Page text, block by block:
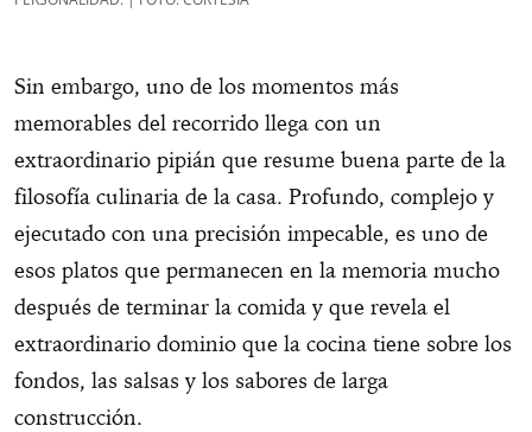
Sin embargo, uno de los momentos más
memorables del recorrido llega con un
extraordinario pipián que resume buena parte de la
filosofía culinaria de la casa. Profundo, complejo y
ejecutado con una precisión impecable, es uno de
esos platos que permanecen en la memoria mucho
después de terminar la comida y que revela el
extraordinario dominio que la cocina tiene sobre los
fondos, las salsas y los sabores de larga
construcción.